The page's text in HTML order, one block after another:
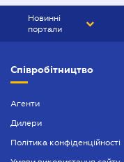
Новинні
портали
БІЗНЕС
Співробітництво
Агенти
Дилери
Політика конфіденційності